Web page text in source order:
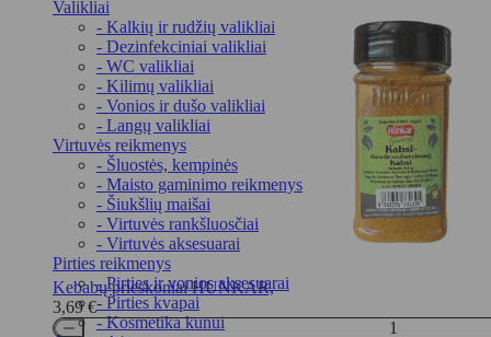
Valikliai
- Kalkių ir rudžių valikliai
- Dezinfekciniai valikliai
- WC valikliai
- Kilimų valikliai
- Vonios ir dušo valikliai
- Langų valikliai
Virtuvės reikmenys
- Šluostės, kempinės
- Maisto gaminimo reikmenys
- Šiukšlių maišai
- Virtuvės rankšluosčiai
- Virtuvės aksesuarai
Pirties reikmenys
- Pirties ir vonios aksesuarai
- Pirties kvapai
- Kosmetika kūnui
Kebabų prieskoniai HUNKAR,
3,69€